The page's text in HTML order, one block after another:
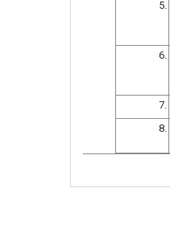
5.
6.
7.
8.